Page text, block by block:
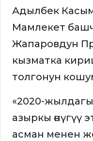
Адылбек
Мамлекет
Жапаровдун
кызматка
толгонун
«2020-жылдагы
азыркы өнүгүү
асман менен